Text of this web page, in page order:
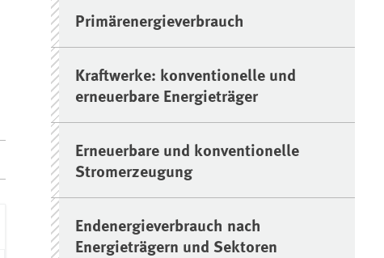
Primärenergieverbrauch
Kraftwerke: konventionelle und
erneuerbare Energieträger
Erneuerbare und konventionelle
Stromerzeugung
Endenergieverbrauch nach
Energieträgern und Sektoren